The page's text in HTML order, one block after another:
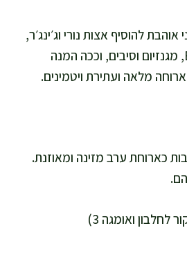
בלב ובמוח. אני אוהבת להוסיף אצות נורי וג׳ינג׳ר,
כי הם מוסיפים מינרלים ונוגדי חמצון בצורה טבעית. אבוקדו ושומשום תורמים ויטמין E, מגנזיום וסיבים, וככה המנה
מלאה ועתירת ויטמינים.
כחלק מארוחה משפחתית בריאה, או ל-2 מנות נדיבות כארוחת ערב מזינה ומאוזנת.